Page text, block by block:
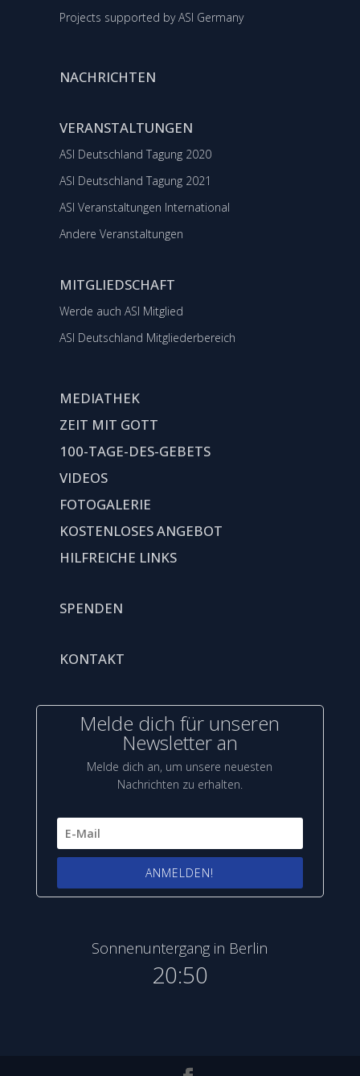
Projects supported by ASI Germany
NACHRICHTEN
VERANSTALTUNGEN
ASI Deutschland Tagung 2020
ASI Deutschland Tagung 2021
ASI Veranstaltungen International
Andere Veranstaltungen
MITGLIEDSCHAFT
Werde auch ASI Mitglied
ASI Deutschland Mitgliederbereich
MEDIATHEK
ZEIT MIT GOTT
100-TAGE-DES-GEBETS
VIDEOS
FOTOGALERIE
KOSTENLOSES ANGEBOT
HILFREICHE LINKS
SPENDEN
KONTAKT
Melde dich für unseren
Newsletter an
Melde dich an, um unsere neuesten
Nachrichten zu erhalten.
ANMELDEN!
Sonnenuntergang in Berlin
20:50